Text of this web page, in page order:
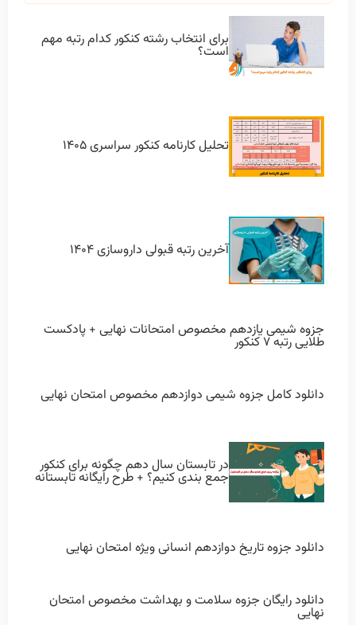
برای انتخاب رشته کنکور کدام رتبه مهم
است؟
تحلیل کارنامه کنکور سراسری ۱۴۰۵
آخرین رتبه قبولی داروسازی ۱۴۰۴
جزوه شیمی یازدهم مخصوص امتحانات نهایی + پادکست
طلایی رتبه ۷ کنکور
دانلود کامل جزوه شیمی دوازدهم مخصوص امتحان نهایی
در تابستان سال دهم چگونه برای کنکور
جمع بندی کنیم؟ + طرح رایگانه تابستانه
دانلود جزوه تاریخ دوازدهم انسانی ویژه امتحان نهایی
دانلود رایگان جزوه سلامت و بهداشت مخصوص امتحان
نهایی